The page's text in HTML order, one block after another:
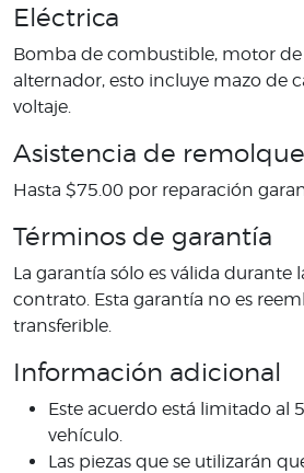
Eléctrica
Bomba de combustible, motor
alternador, esto incluye mazo de
voltaje.
Asistencia de remolque
Hasta $75.00 por reparación
Términos de garantía
La garantía sólo es válida durante
contrato. Esta garantía no es
transferible.
Información adicional
Este acuerdo está limitado al
vehículo.
Las piezas que se utilizarán